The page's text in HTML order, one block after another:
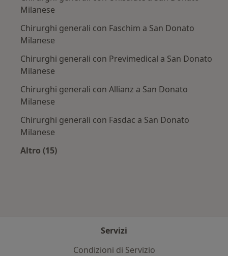
Milanese
Chirurghi generali con Faschim a San Donato
Milanese
Chirurghi generali con Previmedical a San Donato
Milanese
Chirurghi generali con Allianz a San Donato
Milanese
Chirurghi generali con Fasdac a San Donato
Milanese
Altro (15)
Servizi
Condizioni di Servizio